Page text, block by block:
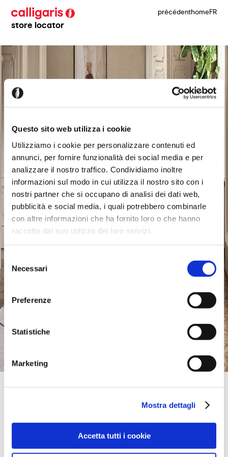
Questo sito web utilizza i cookie
Utilizziamo i cookie per personalizzare contenuti ed
annunci, per fornire funzionalità dei social media e per
analizzare il nostro traffico. Condividiamo inoltre
informazioni sul modo in cui utilizza il nostro sito con i
nostri partner che si occupano di analisi dei dati web,
pubblicità e social media, i quali potrebbero combinarle
con altre informazioni che ha fornito loro o che hanno
raccolto dal suo utilizzo dei loro servizi.
Selezione
del
consenso
Necessari
Preferenze
Statistiche
Marketing
Mostra dettagli
Accetta tutti i cookie
store locator
précédenthomeFR
Official Retailer
VIALE DELLA COOPERAZIONE 1 - LOC. BORSEA,
Jeudi: 09:00-12:00, 15:30-19:30
itinéraire